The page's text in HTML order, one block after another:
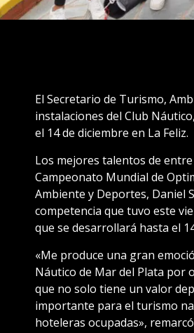
El Secretario de Turismo,
instalaciones del Club
el 14 de diciembre en La Feliz.
Los mejores talentos de
Campeonato Mundial de
Ambiente y Deportes, Daniel
competencia que tuvo este
que se desarrollará hasta el
«Me produce una gran
Náutico de Mar del Plata por
que no solo tiene un valor
importante para el turismo
hoteleras ocupadas»,